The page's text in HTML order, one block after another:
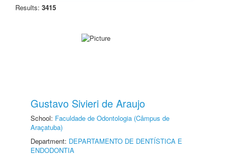
Results: 3415
Gustavo Sivieri de Araujo
School: Faculdade de Odontologia (Câmpus de
Araçatuba)
Department: DEPARTAMENTO DE DENTÍSTICA E
ENDODONTIA